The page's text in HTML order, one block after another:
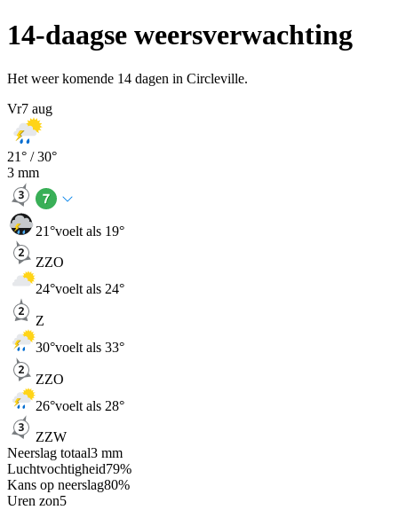
14-daagse weersverwachting
Het weer komende 14 dagen in Circleville.
Vr7 aug
21° /30°
3 mm
21°voelt als 19°
ZZO
24°voelt als 24°
Z
30°voelt als 33°
ZZO
26°voelt als 28°
ZZW
Neerslag totaal3 mm
Luchtvochtigheid79%
Kans op neerslag80%
Uren zon5